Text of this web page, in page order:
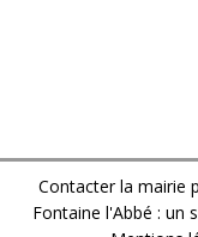
Contacter la mairie
Fontaine l'Abbé : un